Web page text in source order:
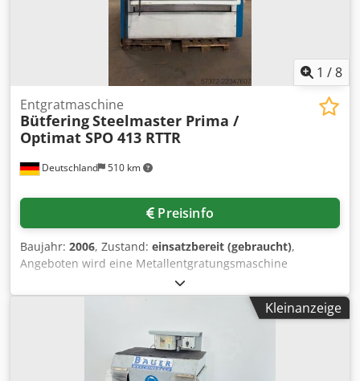
1 /8
Deutschland 510 km
Entgratmaschine
BütferingSteelmaster Prima /
Optimat SPO 413 RTTR
Preisinfo
Baujahr: 2006, Zustand: einsatzbereit (gebraucht),
Angeboten wird eine Metallentgratungsmaschine
Bütfering. Maximale Arbeitsbreite: 1350mm, Vorschub:
20m/min, Bearbeitungsstufen: 3, 1. Bearbeitungsstufe:
Schleifband, 2. Bearbeitungsstufe: 2 Reihen Topfbürsten,
3. Bearbeitungsstufe: Polierband, minimale und maximale
Werkstückdicke: 0,5mm/100mm, maximale Materialstärke:
100mm. Inklusive eines beschädigten Transportbands und
Kleinanzeige